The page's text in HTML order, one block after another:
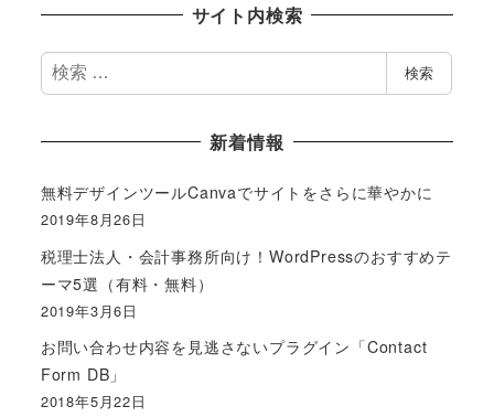
サイト内検索
検
索
検索
新着情報
無料デザインツールCanvaでサイトをさらに華やかに
2019年8月26日
税理士法人・会計事務所向け！WordPressのおすすめテ
ーマ5選（有料・無料）
2019年3月6日
お問い合わせ内容を見逃さないプラグイン「Contact
Form DB」
2018年5月22日